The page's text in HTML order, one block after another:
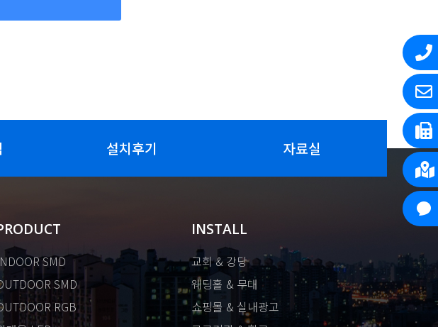
설치후기 자료실
SMD
SMD
RGB
INSTALL
교회 & 강당
웨딩홀 & 무대
쇼핑몰 & 실내광고